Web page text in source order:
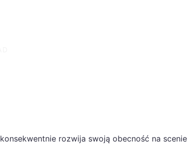
konsekwentnie rozwija swoją obecność na scenie